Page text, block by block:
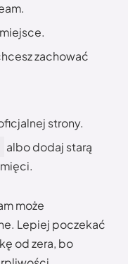
zachować
strony.
albo dodaj starą
może
Lepiej poczekać
od zera, bo